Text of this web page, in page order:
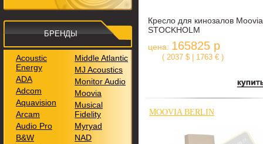
Кресло для кинозалов Moovia
STOCKHOLM
цена: 165825 р
( 2037 $ | 1763 € )
MOOVIA BERLIN
БРЕНДЫ
Acoustic
Energy
ADA
Adcom
Aquavision
Arcam
Audio Pro
B&W
Middle Atlantic
MJ Acoustics
Monitor Audio
Moovia
Musical
Fidelity
Myryad
NAD